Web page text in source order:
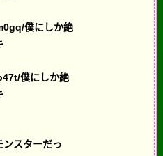
僕にしか絶
僕にしか絶
ンスターだっ